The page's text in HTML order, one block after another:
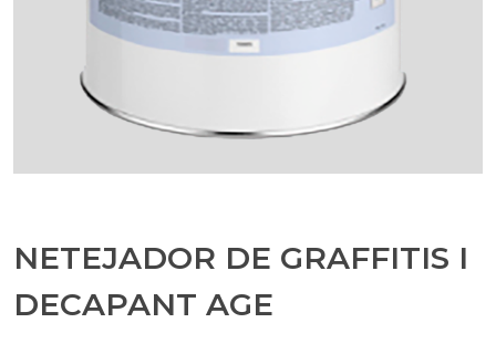
NETEJADOR DE GRAFFITIS I
DECAPANT AGE